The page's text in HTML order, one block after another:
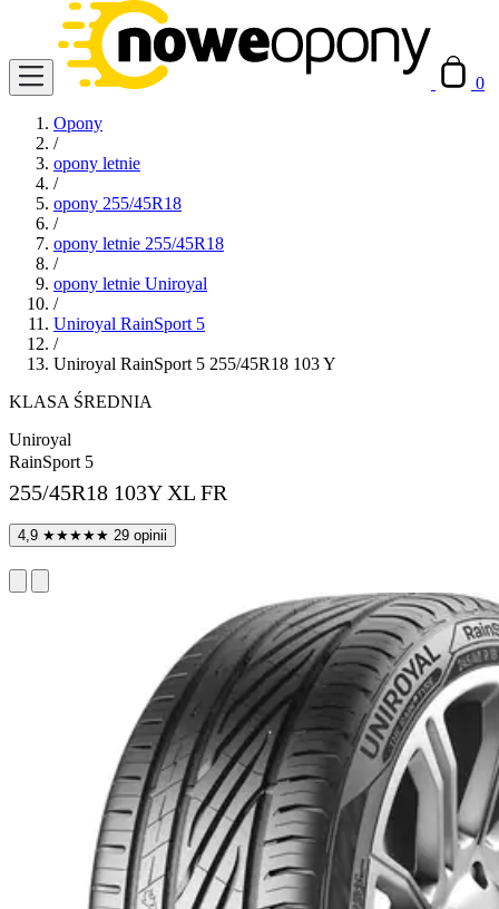
0
Opony
/
opony letnie
/
opony 255/45R18
/
opony letnie 255/45R18
/
opony letnie Uniroyal
/
Uniroyal RainSport 5
/
Uniroyal RainSport 5 255/45R18 103 Y
KLASA ŚREDNIA
Uniroyal
RainSport 5
255/45R18 103Y XL FR
4,9 ★★★★★ 29 opinii